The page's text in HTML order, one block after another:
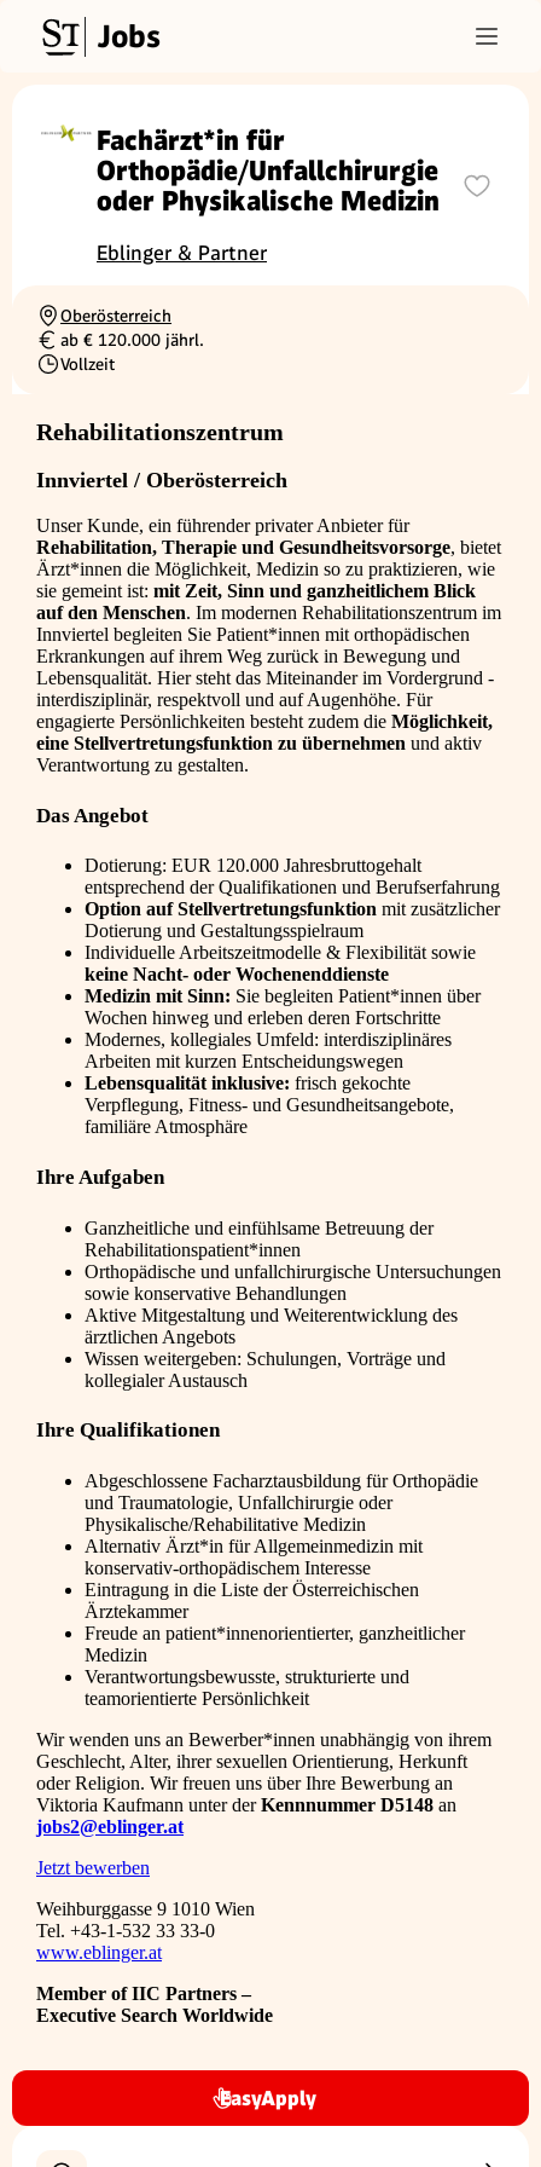
Jobs
Fachärzt*in für
Orthopädie/Unfallchirurgie
oder Physikalische Medizin
Eblinger & Partner
Ortschaft
Oberösterreich
Gehalt
ab € 120.000 jährl.
Beschäftigungsart
Vollzeit
Rehabilitationszentrum
Innviertel / Oberösterreich
Unser Kunde, ein führender privater Anbieter für
Rehabilitation, Therapie und Gesundheitsvorsorge, bietet
Ärzt*innen die Möglichkeit, Medizin so zu praktizieren, wie
sie gemeint ist: mit Zeit, Sinn und ganzheitlichem Blick
auf den Menschen. Im modernen Rehabilitationszentrum im
Innviertel begleiten Sie Patient*innen mit orthopädischen
Erkrankungen auf ihrem Weg zurück in Bewegung und
Lebensqualität. Hier steht das Miteinander im Vordergrund -
interdisziplinär, respektvoll und auf Augenhöhe. Für
engagierte Persönlichkeiten besteht zudem die Möglichkeit,
eine Stellvertretungsfunktion zu übernehmen und aktiv
Verantwortung zu gestalten.
Das Angebot
Dotierung: EUR 120.000 Jahresbruttogehalt
entsprechend der Qualifikationen und Berufserfahrung
Option auf Stellvertretungsfunktion mit zusätzlicher
Dotierung und Gestaltungsspielraum
Individuelle Arbeitszeitmodelle & Flexibilität sowie
keine Nacht- oder Wochenenddienste
Medizin mit Sinn: Sie begleiten Patient*innen über
Wochen hinweg und erleben deren Fortschritte
Modernes, kollegiales Umfeld: interdisziplinäres
Arbeiten mit kurzen Entscheidungswegen
Lebensqualität inklusive: frisch gekochte
Verpflegung, Fitness- und Gesundheitsangebote,
familiäre Atmosphäre
Ihre Aufgaben
Ganzheitliche und einfühlsame Betreuung der
Rehabilitationspatient*innen
Orthopädische und unfallchirurgische Untersuchungen
sowie konservative Behandlungen
Aktive Mitgestaltung und Weiterentwicklung des
ärztlichen Angebots
Wissen weitergeben: Schulungen, Vorträge und
kollegialer Austausch
Ihre Qualifikationen
Abgeschlossene Facharztausbildung für Orthopädie
und Traumatologie, Unfallchirurgie oder
Physikalische/Rehabilitative Medizin
Alternativ Ärzt*in für Allgemeinmedizin mit
konservativ-orthopädischem Interesse
Eintragung in die Liste der Österreichischen
Ärztekammer
Freude an patient*innenorientierter, ganzheitlicher
Medizin
Verantwortungsbewusste, strukturierte und
teamorientierte Persönlichkeit
Wir wenden uns an Bewerber*innen unabhängig von ihrem
Geschlecht, Alter, ihrer sexuellen Orientierung, Herkunft
oder Religion. Wir freuen uns über Ihre Bewerbung an
Viktoria Kaufmann unter derKennnummer D5148 an
jobs2@eblinger.at
Jetzt bewerben
Weihburggasse 9 1010 Wien
Tel. +43-1-532 33 33-0
www.eblinger.at
Member of IIC Partners –
Executive Search Worldwide
EasyApply